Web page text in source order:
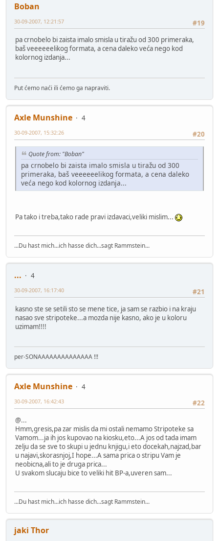
Boban
#19
30-09-2007, 12:21:57
pa crnobelo bi zaista imalo smisla u tiražu od 300 primeraka,
baš veeeeeelikog formata, a cena daleko veća nego kod
kolornog izdanja...
Put ćemo naći ili ćemo ga napraviti.
Axle Munshine
4
#20
30-09-2007, 15:32:26
Quote from: "Boban"
pa crnobelo bi zaista imalo smisla u tiražu od 300
primeraka, baš veeeeeelikog formata, a cena daleko
veća nego kod kolornog izdanja...
Pa tako i treba,tako rade pravi izdavaci,veliki mislim...
...Du hast mich...ich hasse dich...sagt Rammstein...
...
4
#21
30-09-2007, 16:17:40
kasno ste se setili sto se mene tice, ja sam se razbio i na kraju
nasao sve stripoteke...a mozda nije kasno, ako je u koloru
uzimam!!!!
per-SONAAAAAAAAAAAAAA !!!
Axle Munshine
4
#22
30-09-2007, 16:42:43
@...
Hmm,gresis,pa zar mislis da mi ostali nemamo Stripoteke sa
Vamom...ja ih jos kupovao na kiosku,eto...A jos od tada imam
zelju da se sve to skupi u jednu knjigu,i eto docekah,najzad,bar
u najavi,skorasnjoj,I hope...A sama prica o stripu Vam je
neobicna,ali to je druga prica...
U svakom slucaju bice to veliki hit BP-a,uveren sam...
...Du hast mich...ich hasse dich...sagt Rammstein...
jaki Thor